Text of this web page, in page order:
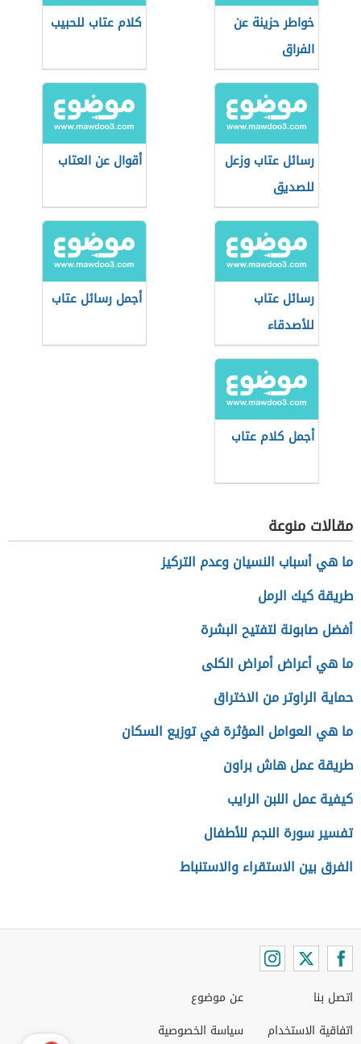
خواطر حزينة عن
الفراق
كلام عتاب للحبيب
رسائل عتاب وزعل
للصديق
أقوال عن العتاب
رسائل عتاب
للأصدقاء
أجمل رسائل عتاب
أجمل كلام عتاب
مقالات منوعة
ما هي أسباب النسيان وعدم التركيز
طريقة كيك الرمل
أفضل صابونة لتفتيح البشرة
ما هي أعراض أمراض الكلى
حماية الراوتر من الاختراق
ما هي العوامل المؤثرة في توزيع السكان
طريقة عمل هاش براون
كيفية عمل اللبن الرايب
تفسير سورة النجم للأطفال
الفرق بين الاستقراء والاستنباط
اتصل بنا
اتفاقية الاستخدام
عن موضوع
سياسة الخصوصية